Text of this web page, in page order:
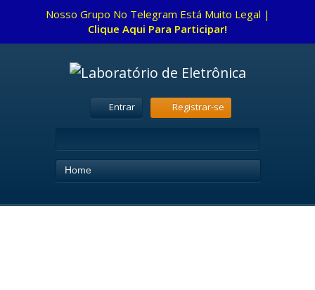
Entrar Registrar-se
Home
Nosso Grupo No Telegram Está Muito Legal |
Clique Aqui Para Participar!